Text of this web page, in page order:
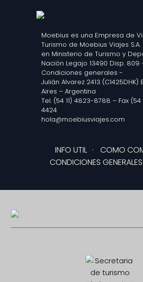
Moebius es una Empresa de
Turismo de Moebius Viajes
en Ministerio de Turismo y
Nación Legajo 13490 Disp. 809
Condiciones generales -
Julián Alvarez 2413 (C1425DHK)
Aires – Argentina
Tel. (54 11) 4823-8788 – Fax (54
4424
hola@moebiusviajes.com
INFO UTIL · COMO
CONDICIONES GENERALES